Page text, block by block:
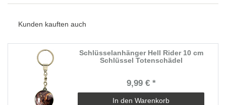
Kunden kauften auch
Schlüsselanhänger Hell Rider 10 cm
Schlüssel Totenschädel
9,99 € *
In den Warenkorb